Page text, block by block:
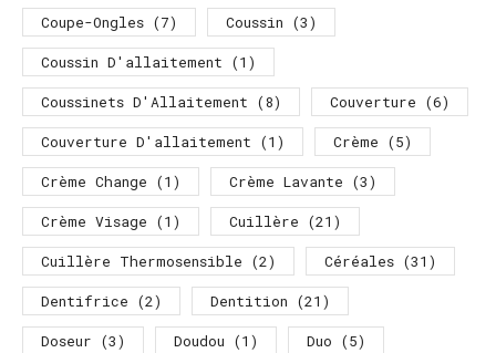
Coupe-Ongles (7) Coussin (3)
Coussin D'allaitement (1)
Coussinets D'Allaitement (8) Couverture (6)
Couverture D'allaitement (1) Crème (5)
Crème Change (1) Crème Lavante (3)
Crème Visage (1) Cuillère (21)
Cuillère Thermosensible (2) Céréales (31)
Dentifrice (2) Dentition (21)
Doseur (3) Doudou (1) Duo (5)